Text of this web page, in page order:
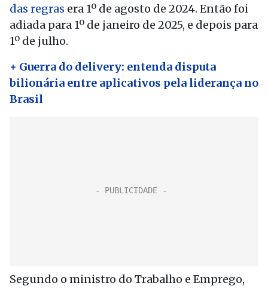
das regras era 1º de agosto de 2024. Então foi
adiada para 1º de janeiro de 2025, e depois para
1º de julho.
+ Guerra do delivery: entenda disputa
bilionária entre aplicativos pela liderança no
Brasil
Segundo o ministro do Trabalho e Emprego,